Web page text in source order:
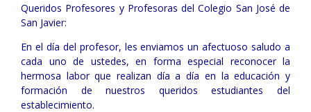
Queridos Profesores y Profesoras del Colegio San José de
San Javier:
En el día del profesor, les enviamos un afectuoso saludo a
cada uno de ustedes, en forma especial reconocer la
hermosa labor que realizan día a día en la educación y
formación de nuestros queridos estudiantes del
establecimiento.